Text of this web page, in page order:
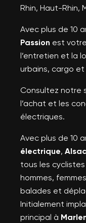
Rhin, Haut-Rhin,
Avec plus de 10
Passion est
l’entretien et la
urbains, cargo et
Consultez notre
l’achat et les
électriques.
Avec plus de 10
électrique,
tous les
hommes,
balades et
Initialement
principal à